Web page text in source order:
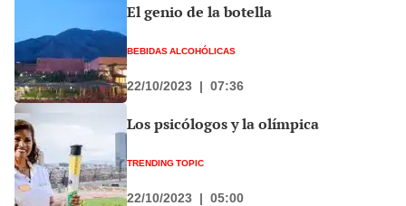
El genio de la botella
BEBIDAS ALCOHÓLICAS
22/10/2023 | 07:36
Los psicólogos y la olímpica
TRENDING TOPIC
22/10/2023 | 05:00